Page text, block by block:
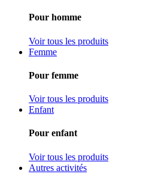
Pour homme
Voir tous les produits
Femme
Pour femme
Voir tous les produits
Enfant
Pour enfant
Voir tous les produits
Autres activités